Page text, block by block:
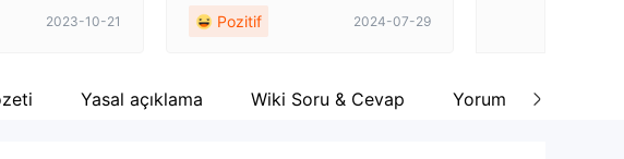
işlemi telg
ama ikincisin
2023-10-21
y denemek isteyen tüccarlar için
Pozitif 2024-07-29
Yasal açıklama Wiki Soru & Cevap Yorum